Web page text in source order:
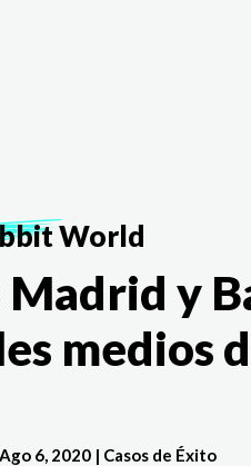
World
Madrid y
medios
Ago 6, 2020 | Casos de Éxito